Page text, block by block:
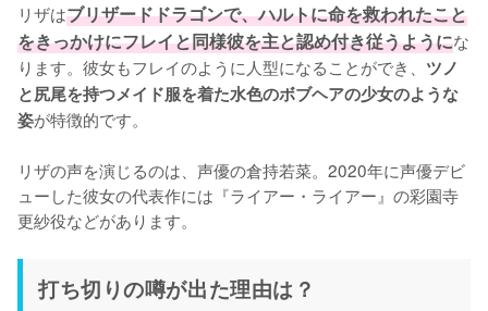
リザはブリザードドラゴンで、ハルトに命を救われたこと
をきっかけにフレイと同様彼を主と認め付き従うようにな
ります。彼女もフレイのように人型になることができ、 ツノ
と尻尾を持つメイド服を着た水色のボブヘアの少女のような
姿が特徴的です。
リザの声を演じるのは、声優の倉持若菜。2020年に声優デビ
ューした彼女の代表作には『ライアー・ライアー』の彩園寺
更紗役などがあります。
打ち切りの噂が出た理由は？